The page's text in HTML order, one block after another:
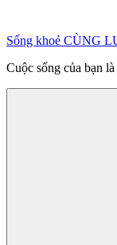
phần
dung
Sống khoẻ CÙNG
Cuộc sống của bạn